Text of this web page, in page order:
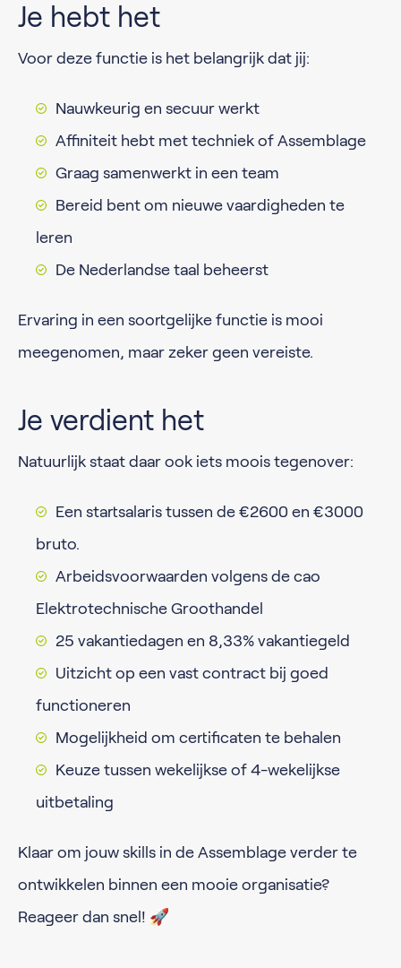
Je hebt het
Voor deze functie is het belangrijk dat jij:
Nauwkeurig en secuur werkt
Affiniteit hebt met techniek of Assemblage
Graag samenwerkt in een team
Bereid bent om nieuwe vaardigheden te
leren
De Nederlandse taal beheerst
Ervaring in een soortgelijke functie is mooi
meegenomen, maar zeker geen vereiste.
Je verdient het
Natuurlijk staat daar ook iets moois tegenover:
Een startsalaris tussen de €2600 en €3000
bruto.
Arbeidsvoorwaarden volgens de cao
Elektrotechnische Groothandel
25 vakantiedagen en 8,33% vakantiegeld
Uitzicht op een vast contract bij goed
functioneren
Mogelijkheid om certificaten te behalen
Keuze tussen wekelijkse of 4-wekelijkse
uitbetaling
Klaar om jouw skills in de Assemblage verder te
ontwikkelen binnen een mooie organisatie?
Reageer dan snel! 🚀